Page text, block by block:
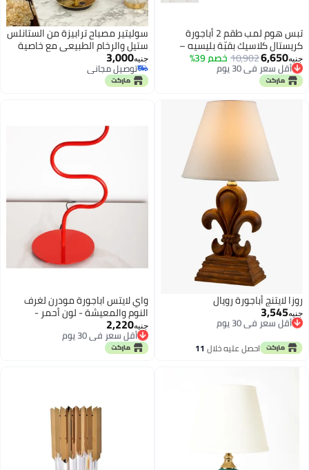
تبس هوم لمب طقم 2 أباجورة
كريستال كلاسيك بقبّة بليسيه –
إضاءة جانبية راقية 40x65 سم
جنيه6,650
10,902خصم 39% أقل سعر في 30 يوم
توصيل مجاني
أقل سعر في 30 يوم
سوليتير مصباح ترابيزة من الستانلس
ستيل والرخام الطبيعي مع خاصية
التحكم باللمس
جنيه3,000
توصيل مجاني
توصيل مجاني
روزا لايتنج أباجورة رويال
جنيه3,545
أقل سعر في 30 يوم
توصيل مجاني
أقل سعر في 30 يوم
احصل عليه خلال 11
واي لايتس اباجورة مودرن لغرف
النوم والمعيشة - لون أحمر -
متوافقة مع لمبة G9
جنيه2,220
أقل سعر في 30 يوم
توصيل مجاني
أقل سعر في 30 يوم